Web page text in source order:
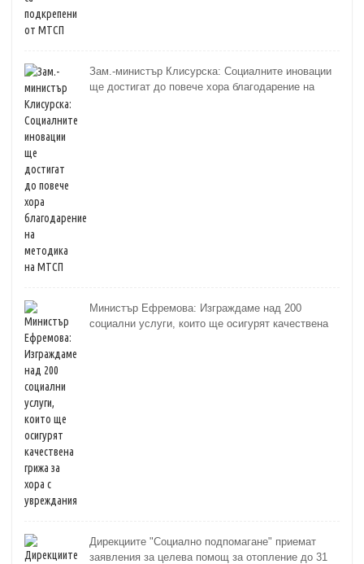
Зам.-министър Клисурска: Социалните иновации
ще достигат до повече хора благодарение на
Министър Ефремова: Изграждаме над 200
социални услуги, които ще осигурят качествена
Дирекциите "Социално подпомагане" приемат
заявления за целева помощ за отопление до 31